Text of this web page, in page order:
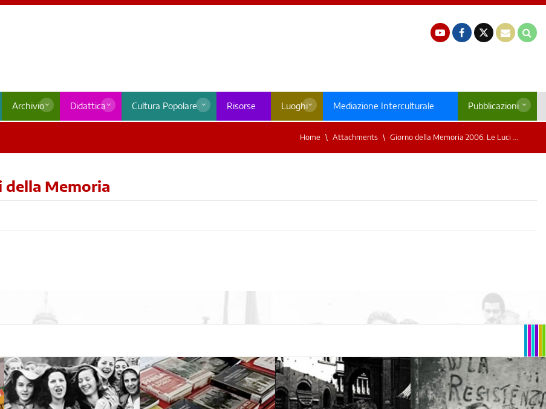
Archivio Didattica Cultura Popolare Risorse Luoghi Mediazione Interculturale Pubblicazioni
Home Attachments Giorno della Memoria 2006. Le Luci ...
della Memoria